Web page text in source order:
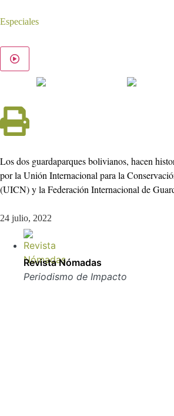
Especiales
Los dos guardaparques bolivianos, hacen
por la Unión Internacional para la
(UICN) y la Federación Internacional de
24 julio, 2022
Revista Nómadas
Periodismo de Impacto